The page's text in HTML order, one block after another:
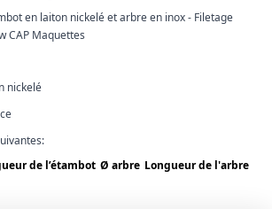
en laiton nickelé et arbre en inox - Filetage
CAP Maquettes
nickelé
de l’étambot Ø arbre Longueur de l'arbre